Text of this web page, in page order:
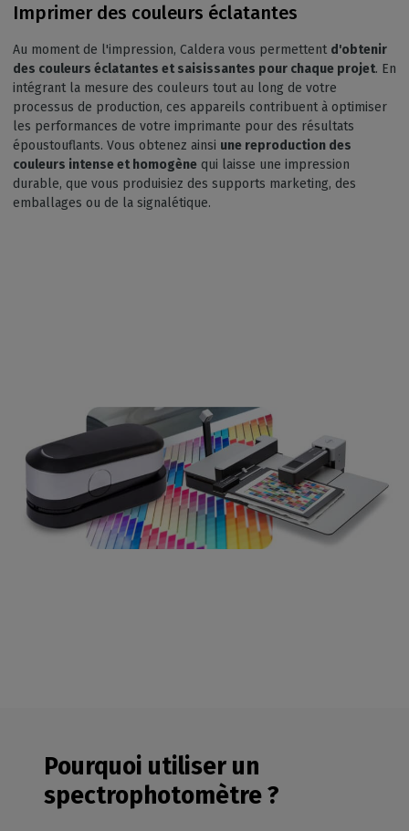
Imprimer des couleurs éclatantes
Au moment de l'impression, Caldera vous permettent d'obtenir
des couleurs éclatantes et saisissantes pour chaque projet. En
intégrant la mesure des couleurs tout au long de votre
processus de production, ces appareils contribuent à optimiser
les performances de votre imprimante pour des résultats
époustouflants. Vous obtenez ainsi une reproduction des
couleurs intense et homogène qui laisse une impression
durable, que vous produisiez des supports marketing, des
emballages ou de la signalétique.
Pourquoi utiliser un
spectrophotomètre ?